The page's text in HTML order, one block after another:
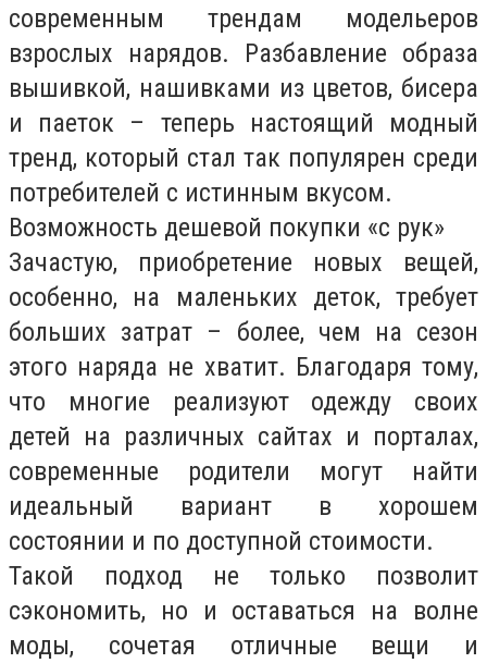
современным трендам модельеров
взрослых нарядов. Разбавление образа
вышивкой, нашивками из цветов, бисера
и паеток – теперь настоящий модный
тренд, который стал так популярен среди
потребителей с истинным вкусом.
Возможность дешевой покупки «с рук»
Зачастую, приобретение новых вещей,
особенно, на маленьких деток, требует
больших затрат – более, чем на сезон
этого наряда не хватит. Благодаря тому,
что многие реализуют одежду своих
детей на различных сайтах и порталах,
современные родители могут найти
идеальный вариант в хорошем
состоянии и по доступной стоимости.
Такой подход не только позволит
сэкономить, но и оставаться на волне
моды, сочетая отличные вещи и